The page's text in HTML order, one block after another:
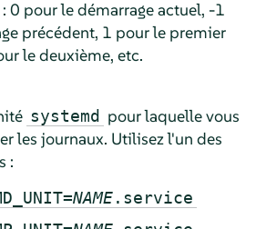
0 pour le démarrage actuel, -1
précédent, 1 pour le premier
le deuxième, etc.
systemd pour laquelle vous
les journaux. Utilisez l'un des
:
NAME.service